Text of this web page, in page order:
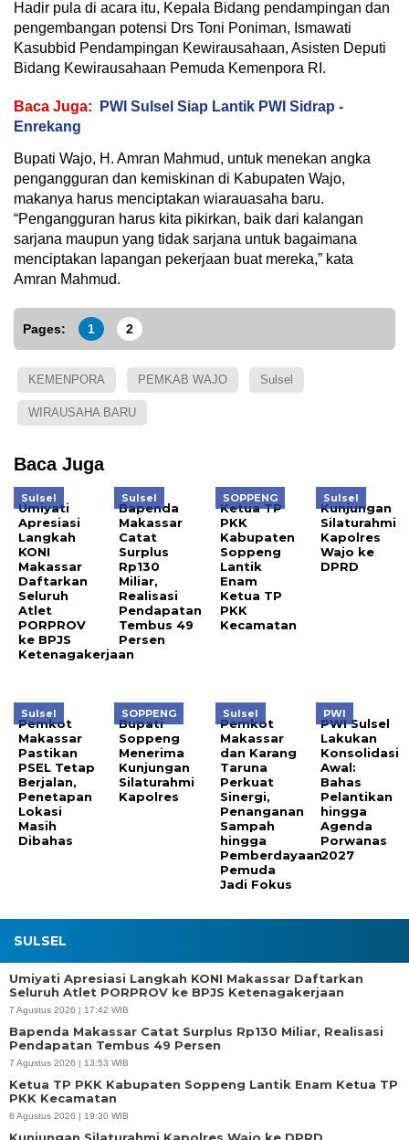
Hadir pula di acara itu, Kepala Bidang pendampingan dan
pengembangan potensi Drs Toni Poniman, Ismawati
Kasubbid Pendampingan Kewirausahaan, Asisten Deputi
Bidang Kewirausahaan Pemuda Kemenpora RI.
Baca Juga:
PWI Sulsel Siap Lantik PWI Sidrap -
Enrekang
Bupati Wajo, H. Amran Mahmud, untuk menekan angka
pengangguran dan kemiskinan di Kabupaten Wajo,
makanya harus menciptakan wiarauasaha baru.
“Pengangguran harus kita pikirkan, baik dari kalangan
sarjana maupun yang tidak sarjana untuk bagaimana
menciptakan lapangan pekerjaan buat mereka,” kata
Amran Mahmud.
Pages: 1 2
KEMENPORA PEMKAB WAJO Sulsel
WIRAUSAHA BARU
Baca Juga
Sulsel
Umiyati
Apresiasi
Langkah
KONI
Makassar
Daftarkan
Seluruh
Atlet
PORPROV
ke BPJS
Ketenagakerjaan
Sulsel
Bapenda
Makassar
Catat
Surplus
Rp130
Miliar,
Realisasi
Pendapatan
Tembus 49
Persen
SOPPENG
Ketua TP
PKK
Kabupaten
Soppeng
Lantik
Enam
Ketua TP
PKK
Kecamatan
Sulsel
Kunjungan
Silaturahmi
Kapolres
Wajo ke
DPRD
Sulsel
Pemkot
Makassar
Pastikan
PSEL Tetap
Berjalan,
Penetapan
Lokasi
Masih
Dibahas
SOPPENG
Bupati
Soppeng
Menerima
Kunjungan
Silaturahmi
Kapolres
Sulsel
Pemkot
Makassar
dan Karang
Taruna
Perkuat
Sinergi,
Penanganan
Sampah
hingga
Pemberdayaan
Pemuda
Jadi Fokus
PWI
PWI Sulsel
Lakukan
Konsolidasi
Awal:
Bahas
Pelantikan
hingga
Agenda
Porwanas
2027
SULSEL
Umiyati Apresiasi Langkah KONI Makassar Daftarkan
Seluruh Atlet PORPROV ke BPJS Ketenagakerjaan
7 Agustus 2026 | 17:42 WIB
Bapenda Makassar Catat Surplus Rp130 Miliar, Realisasi
Pendapatan Tembus 49 Persen
7 Agustus 2026 | 13:53 WIB
Ketua TP PKK Kabupaten Soppeng Lantik Enam Ketua TP
PKK Kecamatan
6 Agustus 2026 | 19:30 WIB